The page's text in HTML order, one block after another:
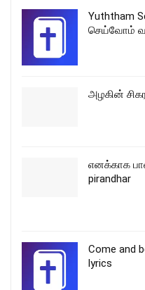
Yuththam
செய்வோம்
அழகின்
எனக்காக
pirandhar
Come and
lyrics